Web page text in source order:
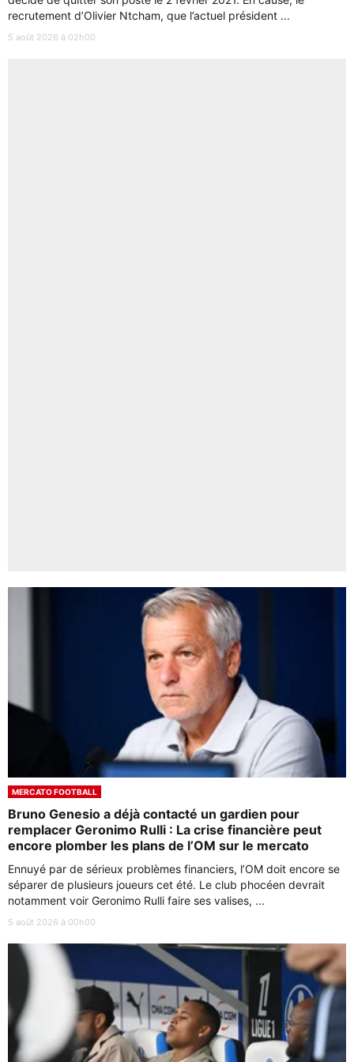
recrutement d’Olivier Ntcham, que l’actuel président ...
5 août 2026 à 02h00
MERCATO FOOTBALL
Bruno Genesio a déjà contacté un gardien pour
remplacer Geronimo Rulli : La crise financière peut
encore plomber les plans de l’OM sur le mercato
Ennuyé par de sérieux problèmes financiers, l’OM doit encore se
séparer de plusieurs joueurs cet été. Le club phocéen devrait
notamment voir Geronimo Rulli faire ses valises, ...
5 août 2026 à 00h00